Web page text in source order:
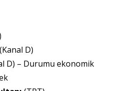
(Kanal D)
D) – Durumu ekonomik